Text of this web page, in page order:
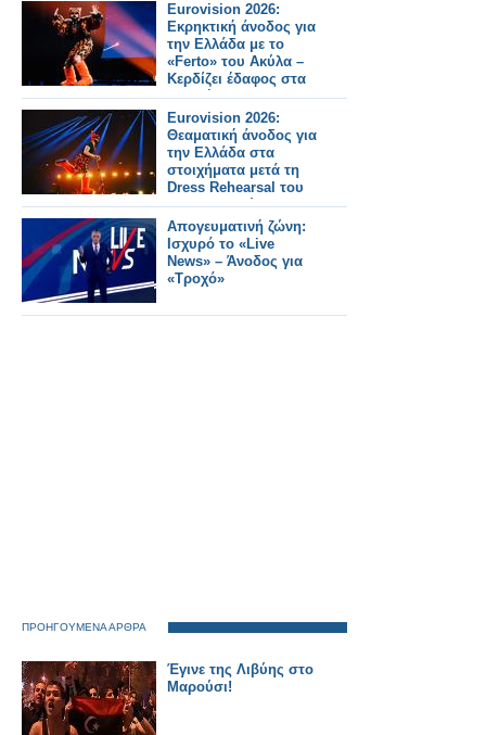
Eurovision 2026:
Εκρηκτική άνοδος για
την Ελλάδα με το
«Ferto» του Ακύλα –
Κερδίζει έδαφος στα
στοιχήματα
Eurovision 2026:
Θεαματική άνοδος για
την Ελλάδα στα
στοιχήματα μετά τη
Dress Rehearsal του
Α’ Ημιτελικού
Απογευματινή ζώνη:
Ισχυρό το «Live
News» – Άνοδος για
«Τροχό»
ΠΡΟΗΓΟΥΜΕΝΑ ΑΡΘΡΑ
Έγινε της Λιβύης στο
Μαρούσι!